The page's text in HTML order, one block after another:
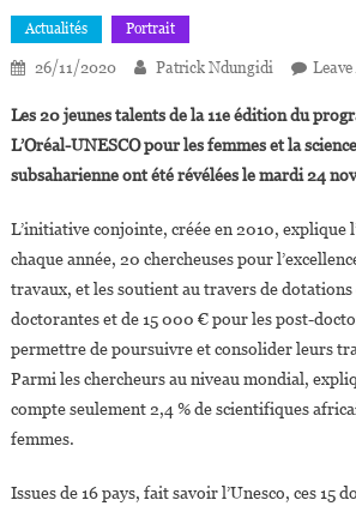
Actualités Portrait
26/11/2020 Patrick Ndungidi
Les 20 jeunes talents de la 11e édition du
L’Oréal-UNESCO pour les femmes et la
subsaharienne ont été révélées le mardi 24
L’initiative conjointe, créée en 2010, explique
chaque année, 20 chercheuses pour
travaux, et les soutient au travers de
doctorantes et de 15 000 € pour les post-
permettre de poursuivre et consolider leurs
Parmi les chercheurs au niveau mondial,
compte seulement 2,4 % de scientifiques
femmes.
Issues de 16 pays, fait savoir l’Unesco, ces 15